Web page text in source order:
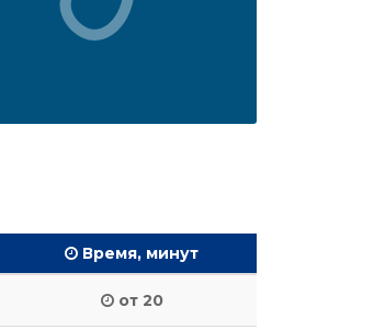
Время, минут
от 20